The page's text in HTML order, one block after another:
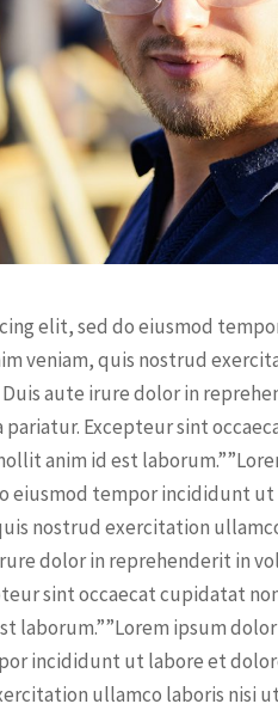
elit, sed do eiusmod
veniam, quis nostrud
aute irure dolor in
Excepteur sint
anim id est
eiusmod tempor incididunt
nostrud exercitation
dolor in reprehenderit in
sint occaecat cupidatat
laborum.””Lorem ipsum
incididunt ut labore et
ullamco laboris nisi